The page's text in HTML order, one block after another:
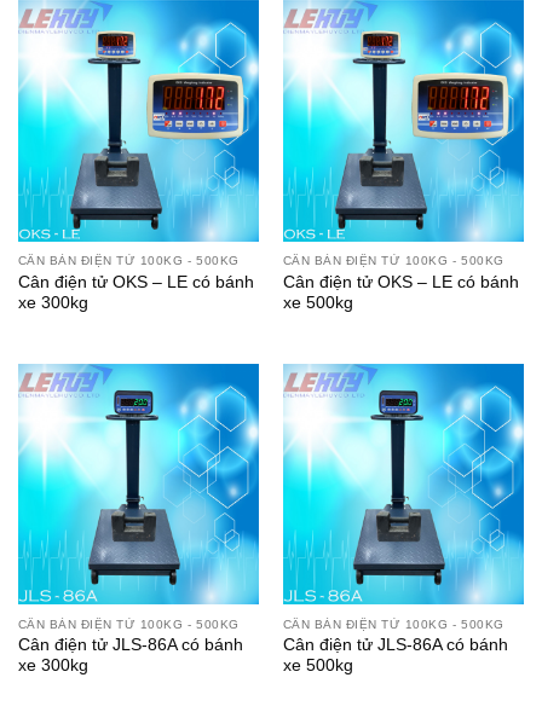
CÂN BÀN ĐIỆN TỬ 100KG - 500KG
Cân điện tử OKS – LE có bánh
xe 300kg
CÂN BÀN ĐIỆN TỬ 100KG - 500KG
Cân điện tử OKS – LE có bánh
xe 500kg
CÂN BÀN ĐIỆN TỬ 100KG - 500KG
Cân điện tử JLS-86A có bánh
xe 300kg
CÂN BÀN ĐIỆN TỬ 100KG - 500KG
Cân điện tử JLS-86A có bánh
xe 500kg